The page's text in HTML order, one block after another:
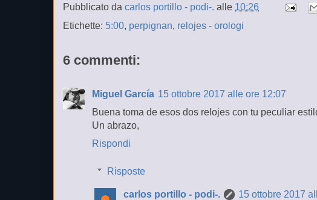
Pubblicato da carlos portillo - podi-. alle 10:26
Etichette: 5:00, perpignan, relojes - orologi
6 commenti:
Miguel García 15 ottobre 2017 alle ore 12:07
Buena toma de esos dos relojes con tu peculiar
Un abrazo,
Rispondi
Risposte
carlos portillo - podi-.
15 ottobre 2017